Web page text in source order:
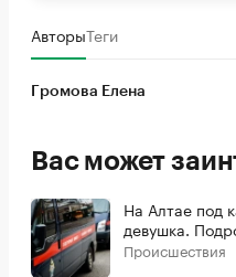
АвторыТеги
Громова Елена
Вас может
На Алтае под
девушка.
Происшествия